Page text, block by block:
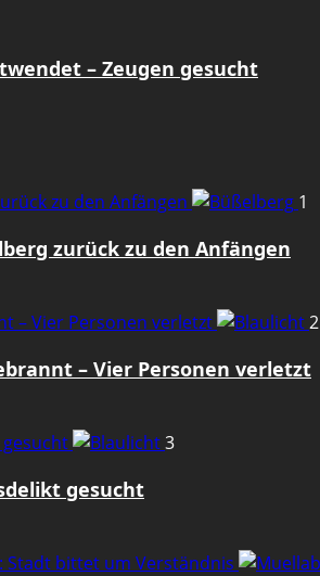
– Zeugen gesucht
zu den Anfängen 1
zurück zu den Anfängen
– Vier Personen verletzt
2
– Vier Personen verletzt
3
gesucht
Stadt bittet um Verständnis